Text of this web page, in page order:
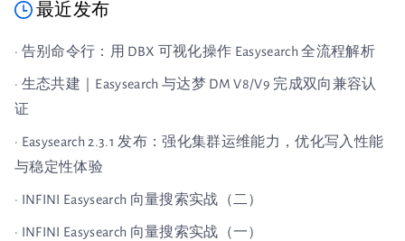
最近发布
· 告别命令行：用 DBX 可视化操作 Easysearch 全流程解析
· 生态共建｜Easysearch 与达梦 DM V8/V9 完成双向兼容认
证
· Easysearch 2.3.1 发布：强化集群运维能力，优化写入性能
与稳定性体验
· INFINI Easysearch 向量搜索实战（二）
· INFINI Easysearch 向量搜索实战（一）